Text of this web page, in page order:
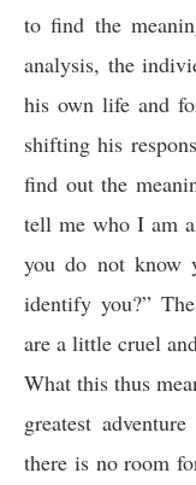
to find the
analysis, the
his own life and
shifting his
find out the
tell me who I am
you do not know
identify you?”
are a little cruel
What this thus
greatest
there is no room